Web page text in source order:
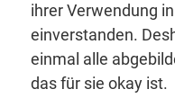
ihrer Verwendung
einverstanden.
einmal alle
das für sie okay ist.